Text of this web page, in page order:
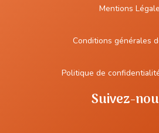
Mentions
Conditions générales
Politique de
Suivez-